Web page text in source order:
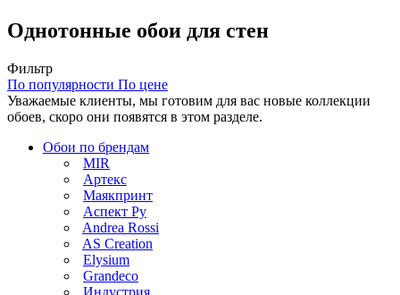
Однотонные обои для стен
Фильтр
По популярности По цене
Уважаемые клиенты, мы готовим для вас новые коллекции
обоев, скоро они появятся в этом разделе.
Обои по брендам
MIR
Артекс
Маякпринт
Аспект Ру
Andrea Rossi
AS Creation
Elysium
Grandeco